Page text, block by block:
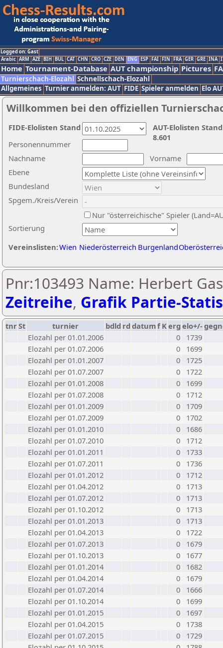
Logged on: Gast
Arabic ARM AZE BIH BUL CAT CHN CRO CZE DEN ENG ESP FAI FIN FRA GER GRE INA
Home Tournament-Database AUT championship Pictures
Turnierschach-Elozahl Schnellschach-Elozahl
Allgemeines Turnier anmelden: AUT FIDE Spieler anmelden Elo
Willkommen bei den offiziellen
Nachname
Vorname
Ebene
Sortierung
Personennummer
Bundesland
Spgem./Kreis/Verein
Nur "österreichische" Spieler
Vereinslisten:Wien Niederösterreich Burgenland
AUT-Elolisten
8.601
FIDE-Elolisten Stand
Pnr:103493 Name: Herbert
Zeitreihe, Grafik Partie-
tnrSt turnier bdld rd datumf Kerg elo+/-
Elozahl per 01.01.2006
0
1739
Elozahl per 01.07.2006
0
1699
Elozahl per 01.01.2007
0
1725
Elozahl per 01.07.2007
0
1722
Elozahl per 01.01.2008
0
1699
Elozahl per 01.07.2008
0
1712
Elozahl per 01.01.2009
0
1709
Elozahl per 01.07.2009
0
1702
Elozahl per 01.01.2010
0
1686
Elozahl per 01.07.2010
0
1712
Elozahl per 01.01.2011
0
1733
Elozahl per 01.07.2011
0
1736
Elozahl per 01.01.2012
0
1712
Elozahl per 01.04.2012
0
1713
Elozahl per 01.07.2012
0
1713
Elozahl per 01.10.2012
0
1713
Elozahl per 01.01.2013
0
1713
Elozahl per 01.04.2013
0
1722
Elozahl per 01.07.2013
0
1679
Elozahl per 01.10.2013
0
1677
Elozahl per 01.01.2014
0
1682
Elozahl per 01.04.2014
0
1679
Elozahl per 01.07.2014
0
1666
Elozahl per 01.10.2014
0
1699
Elozahl per 01.01.2015
0
1697
Elozahl per 01.04.2015
0
1738
Elozahl per 01.07.2015
0
1729